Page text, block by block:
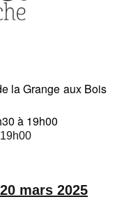
la Grange aux Bois
à 19h00
mars 2025